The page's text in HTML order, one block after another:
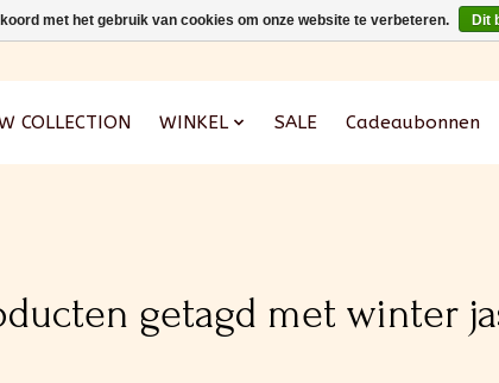
COLLECTION WINKEL SALE Cadeaubonnen
getagd met winter
met het gebruik van cookies om onze website te verbeteren. Dit